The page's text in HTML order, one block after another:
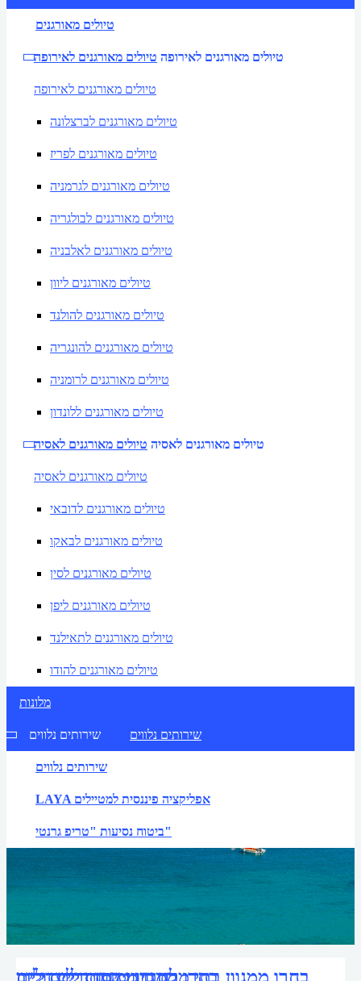
טיולים מאורגנים
טיולים מאורגנים לאירופה טיולים מאורגנים לאירופה
טיולים מאורגנים לאירופה
טיולים מאורגנים לברצלונה
טיולים מאורגנים לפריז
טיולים מאורגנים לגרמניה
טיולים מאורגנים לבולגריה
טיולים מאורגנים לאלבניה
טיולים מאורגנים ליוון
טיולים מאורגנים להולנד
טיולים מאורגנים להונגריה
טיולים מאורגנים לרומניה
טיולים מאורגנים ללונדון
טיולים מאורגנים לאסיה טיולים מאורגנים לאסיה
טיולים מאורגנים לאסיה
טיולים מאורגנים לדובאי
טיולים מאורגנים לבאקו
טיולים מאורגנים לסין
טיולים מאורגנים ליפן
טיולים מאורגנים לתאילנד
טיולים מאורגנים להודו
מלונות
שירותים נלווים שירותים נלווים
שירותים נלווים
LAYA אפליקציה פיננסית למטיילים
ביטוח נסיעות "טריפ גרנטי"